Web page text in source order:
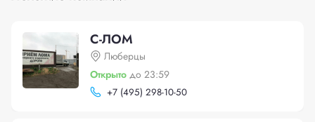
С-ЛОМ
Люберцы
Открыто до 23:59
+7 (495) 298-10-50